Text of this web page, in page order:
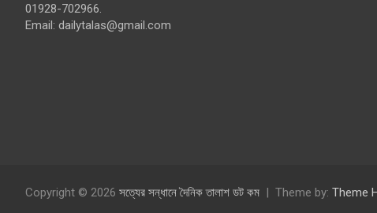
01928-702966.
Email: dailytalas@gmail.com
Copyright © 2026 সত্যের সন্ধানে দৈনিক তালাশ ডট কম Theme by: Theme